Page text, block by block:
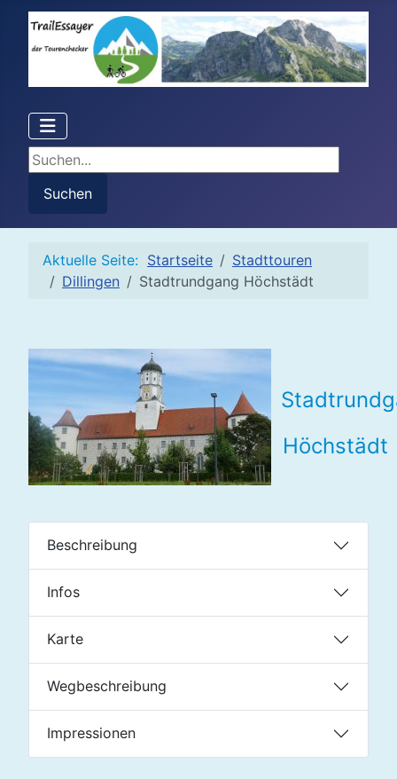
Suchen...
Suchen
Aktuelle Seite: Startseite
Stadttouren
Dillingen
Stadtrundgang Höchstädt
Höchstädt
Beschreibung
Infos
Karte
Wegbeschreibung
Impressionen